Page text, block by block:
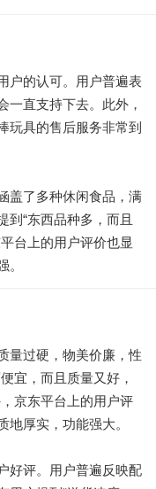
户的认可。用户普遍表
一直支持下去。此外，
玩具的售后服务非常到
盖了多种休闲食品，满
到“东西品种多，而且
台上的用户评价也显
。
量过硬，物美价廉，性
宜，而且质量又好，
京东平台上的用户评
厚实，功能强大。
好评。用户普遍反映配